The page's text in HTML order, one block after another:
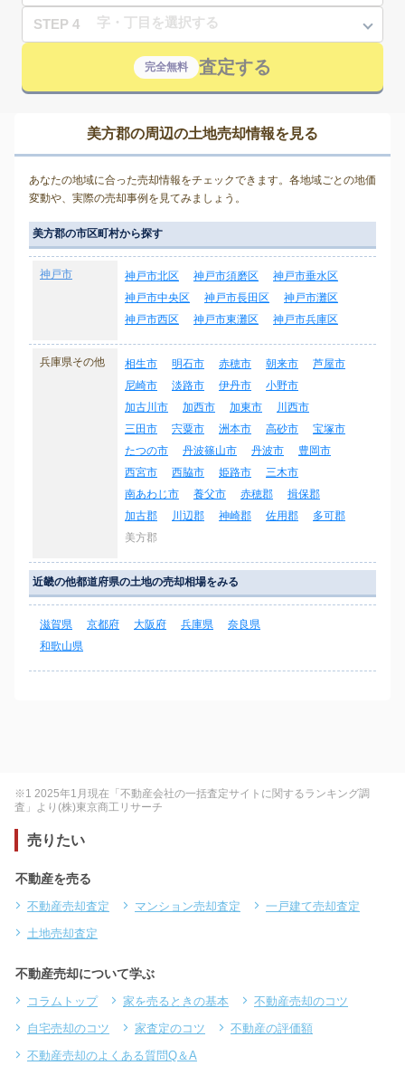
STEP 4
完全無料 査定する
美方郡の周辺の土地売却情報を見る
あなたの地域に合った売却情報をチェックできます。各地域ごとの地価
変動や、実際の売却事例を見てみましょう。
美方郡の市区町村から探す
神戸市 神戸市北区 神戸市須磨区
神戸市垂水区
神戸市中央区
神戸市長田区
神戸市灘区
神戸市西区
神戸市東灘区 神戸市兵庫区
兵庫県その他 相生市 明石市 赤穂市 朝来市
芦屋市
尼崎市
淡路市 伊丹市
小野市
加古川市
加西市 加東市
川西市
三田市
宍粟市 洲本市 高砂市
宝塚市
たつの市
丹波篠山市 丹波市
豊岡市
西宮市
西脇市 姫路市
三木市
南あわじ市
養父市 赤穂郡
揖保郡
加古郡
川辺郡 神崎郡 佐用郡
多可郡
美方郡
近畿の他都道府県の土地の売却相場をみる
滋賀県 京都府 大阪府 兵庫県
奈良県
和歌山県
※1 2025年1月現在「不動産会社の一括査定サイトに関するランキング調
査」より(株)東京商工リサーチ
売りたい
不動産を売る
不動産売却査定 マンション売却査定
一戸建て売却査定
土地売却査定
不動産売却について学ぶ
コラムトップ 家を売るときの基本
不動産売却のコツ
自宅売却のコツ
家査定のコツ
不動産の評価額
不動産売却のよくある質問Q＆A